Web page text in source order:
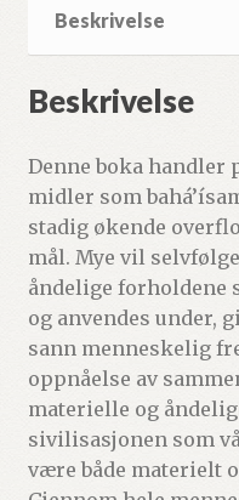
Beskrivelse
Beskrivelse
Denne boka
midler som
stadig økende
mål. Mye vil
åndelige forholdene
og anvendes under,
sann menneskelig
oppnåelse av
materielle og
sivilisasjonen som
være både materielt